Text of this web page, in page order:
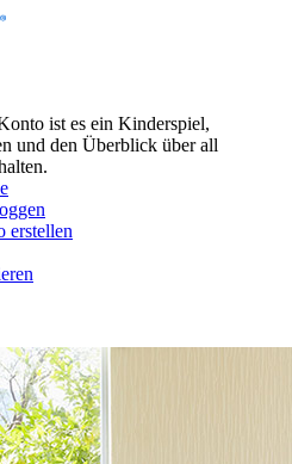
ist es ein Kinderspiel,
und den Überblick über all
erstellen